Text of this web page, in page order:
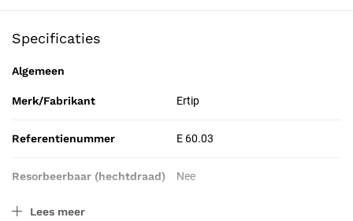
Specificaties
Algemeen
Merk/Fabrikant Ertip
Referentienummer E 60.03
Resorbeerbaar (hechtdraad) Nee
Tip-lengte
Lees meer